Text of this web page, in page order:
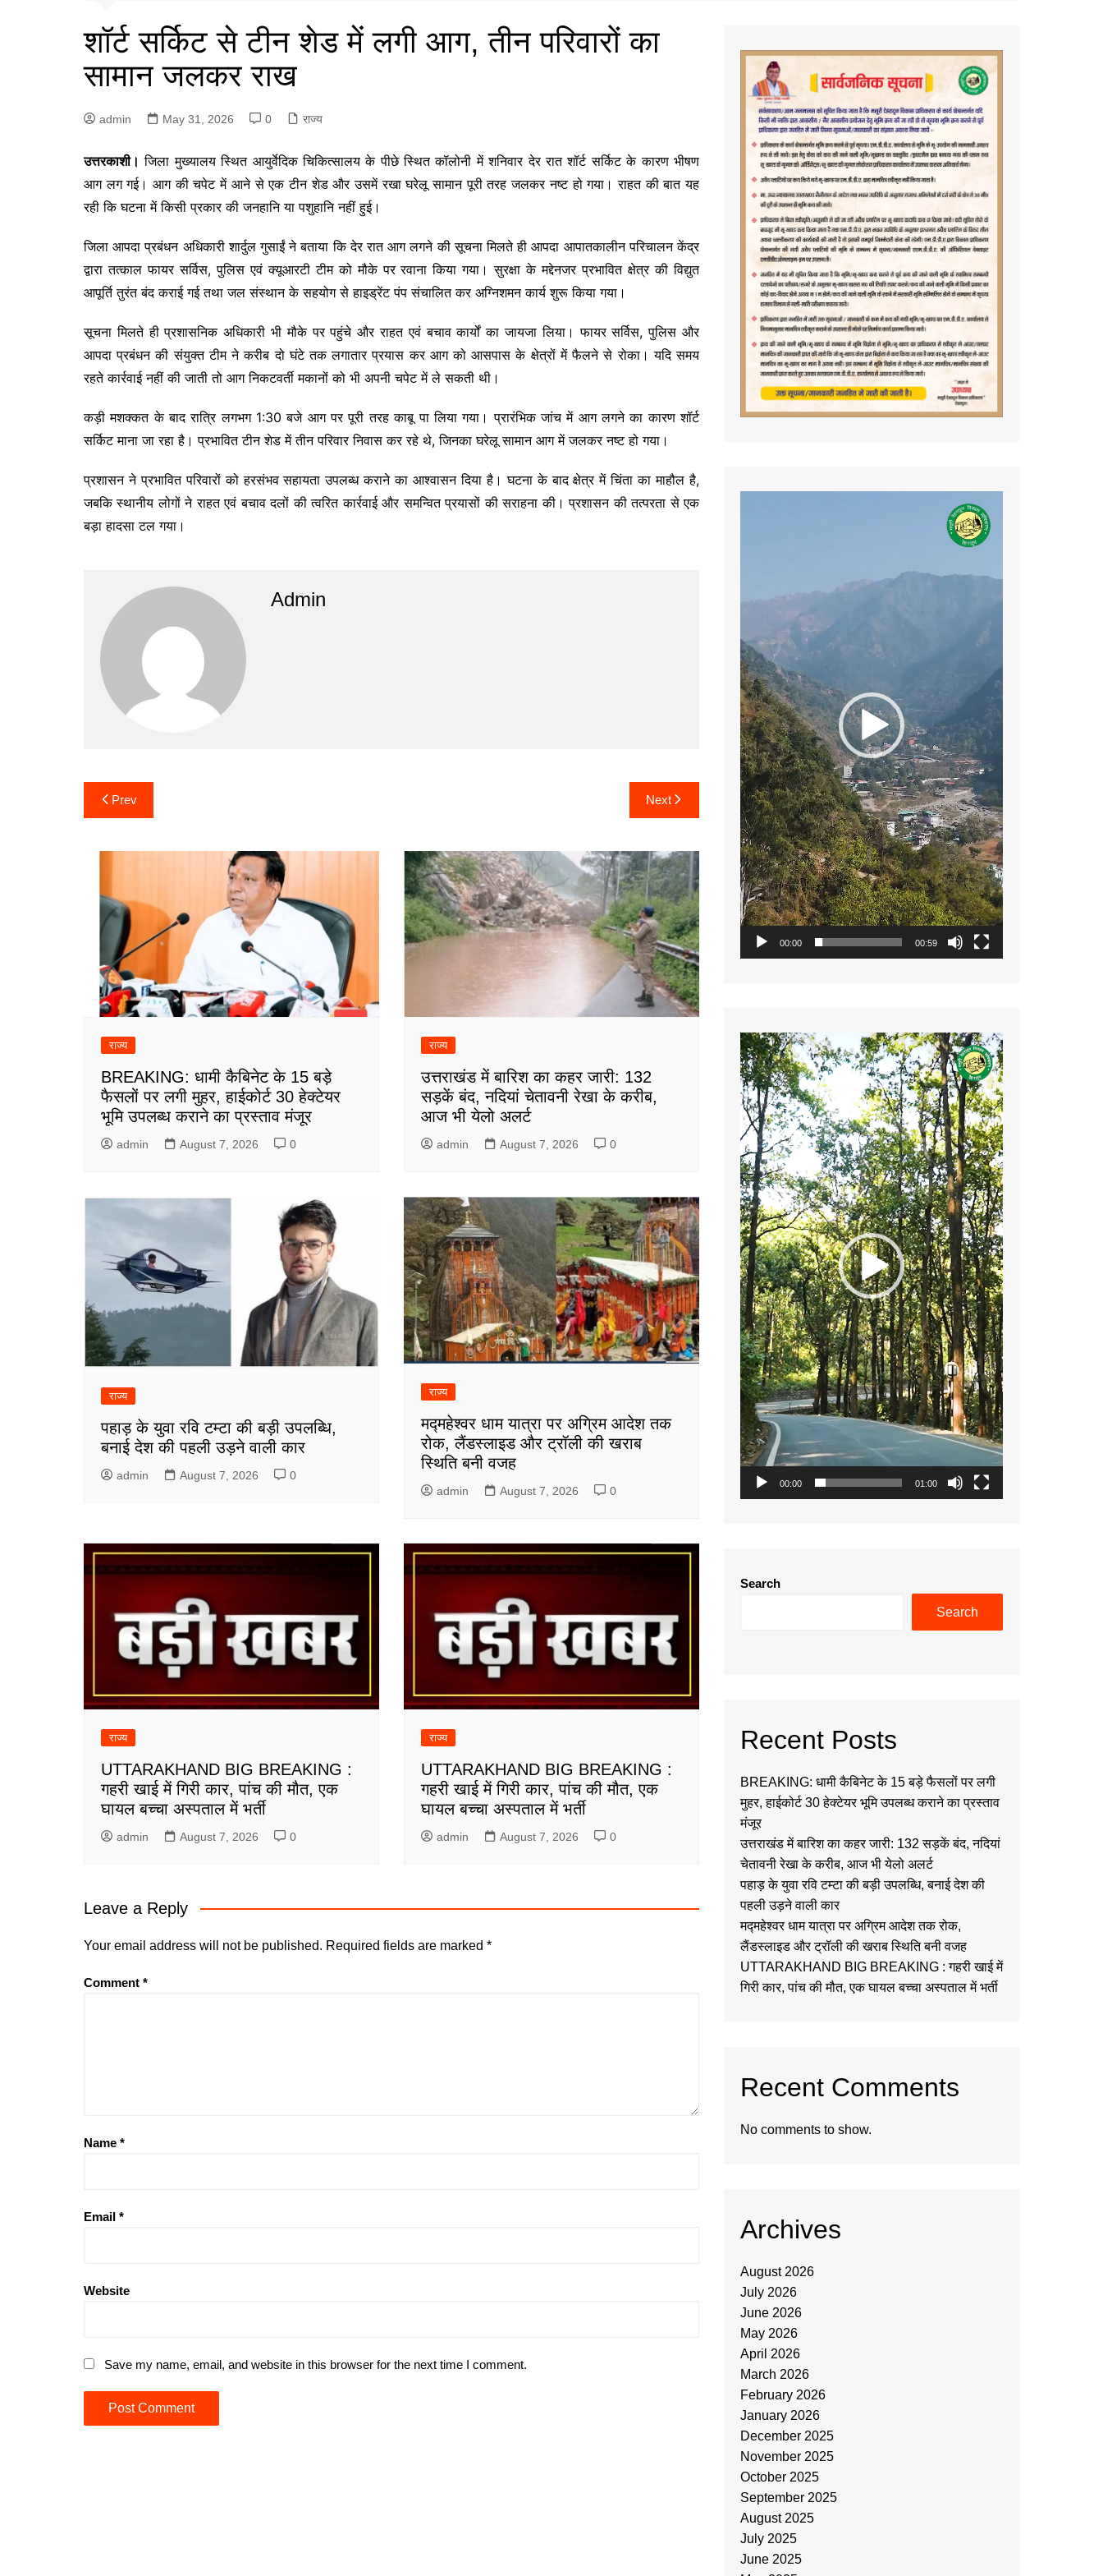
शॉर्ट सर्किट से टीन शेड में लगी आग, तीन परिवारों का
सामान जलकर राख
admin May 31, 2026 0 राज्य
उत्तरकाशी। जिला मुख्यालय स्थित आयुर्वेदिक चिकित्सालय के पीछे स्थित कॉलोनी में शनिवार देर रात शॉर्ट सर्किट के कारण भीषण
आग लग गई। आग की चपेट में आने से एक टीन शेड और उसमें रखा घरेलू सामान पूरी तरह जलकर नष्ट हो गया। राहत की बात यह
रही कि घटना में किसी प्रकार की जनहानि या पशुहानि नहीं हुई।
जिला आपदा प्रबंधन अधिकारी शार्दुल गुसाईं ने बताया कि देर रात आग लगने की सूचना मिलते ही आपदा आपातकालीन परिचालन केंद्र
द्वारा तत्काल फायर सर्विस, पुलिस एवं क्यूआरटी टीम को मौके पर रवाना किया गया। सुरक्षा के मद्देनजर प्रभावित क्षेत्र की विद्युत
आपूर्ति तुरंत बंद कराई गई तथा जल संस्थान के सहयोग से हाइड्रेंट पंप संचालित कर अग्निशमन कार्य शुरू किया गया।
सूचना मिलते ही प्रशासनिक अधिकारी भी मौके पर पहुंचे और राहत एवं बचाव कार्यों का जायजा लिया। फायर सर्विस, पुलिस और
आपदा प्रबंधन की संयुक्त टीम ने करीब दो घंटे तक लगातार प्रयास कर आग को आसपास के क्षेत्रों में फैलने से रोका। यदि समय
रहते कार्रवाई नहीं की जाती तो आग निकटवर्ती मकानों को भी अपनी चपेट में ले सकती थी।
कड़ी मशक्कत के बाद रात्रि लगभग 1:30 बजे आग पर पूरी तरह काबू पा लिया गया। प्रारंभिक जांच में आग लगने का कारण शॉर्ट
सर्किट माना जा रहा है। प्रभावित टीन शेड में तीन परिवार निवास कर रहे थे, जिनका घरेलू सामान आग में जलकर नष्ट हो गया।
प्रशासन ने प्रभावित परिवारों को हरसंभव सहायता उपलब्ध कराने का आश्वासन दिया है। घटना के बाद क्षेत्र में चिंता का माहौल है,
जबकि स्थानीय लोगों ने राहत एवं बचाव दलों की त्वरित कार्रवाई और समन्वित प्रयासों की सराहना की। प्रशासन की तत्परता से एक
बड़ा हादसा टल गया।
Admin
Post
navigation
Prev Next
राज्य
BREAKING: धामी कैबिनेट के 15 बड़े
फैसलों पर लगी मुहर, हाईकोर्ट 30 हेक्टेयर
भूमि उपलब्ध कराने का प्रस्ताव मंजूर
admin August 7, 2026 0
राज्य
उत्तराखंड में बारिश का कहर जारी: 132
सड़कें बंद, नदियां चेतावनी रेखा के करीब,
आज भी येलो अलर्ट
admin August 7, 2026 0
राज्य
पहाड़ के युवा रवि टम्टा की बड़ी उपलब्धि,
बनाई देश की पहली उड़ने वाली कार
admin August 7, 2026 0
राज्य
मद्महेश्वर धाम यात्रा पर अग्रिम आदेश तक
रोक, लैंडस्लाइड और ट्रॉली की खराब
स्थिति बनी वजह
admin August 7, 2026 0
राज्य
UTTARAKHAND BIG BREAKING :
गहरी खाई में गिरी कार, पांच की मौत, एक
घायल बच्चा अस्पताल में भर्ती
admin August 7, 2026 0
राज्य
UTTARAKHAND BIG BREAKING :
गहरी खाई में गिरी कार, पांच की मौत, एक
घायल बच्चा अस्पताल में भर्ती
admin August 7, 2026 0
Leave a Reply
Your email address will not be published. Required fields are marked *
Comment *
Name *
Email *
Website
Save my name, email, and website in this browser for the next time I comment.
00:00 00:59
Video
Player
00:00 01:00
Search
Search
Recent Posts
BREAKING: धामी कैबिनेट के 15 बड़े फैसलों पर लगी
मुहर, हाईकोर्ट 30 हेक्टेयर भूमि उपलब्ध कराने का प्रस्ताव
मंजूर
उत्तराखंड में बारिश का कहर जारी: 132 सड़कें बंद, नदियां
चेतावनी रेखा के करीब, आज भी येलो अलर्ट
पहाड़ के युवा रवि टम्टा की बड़ी उपलब्धि, बनाई देश की
पहली उड़ने वाली कार
मद्महेश्वर धाम यात्रा पर अग्रिम आदेश तक रोक,
लैंडस्लाइड और ट्रॉली की खराब स्थिति बनी वजह
UTTARAKHAND BIG BREAKING : गहरी खाई में
गिरी कार, पांच की मौत, एक घायल बच्चा अस्पताल में भर्ती
Recent Comments
No comments to show.
Archives
August 2026
July 2026
June 2026
May 2026
April 2026
March 2026
February 2026
January 2026
December 2025
November 2025
October 2025
September 2025
August 2025
July 2025
June 2025